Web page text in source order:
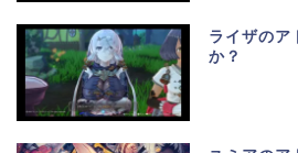
ライザのア
か？